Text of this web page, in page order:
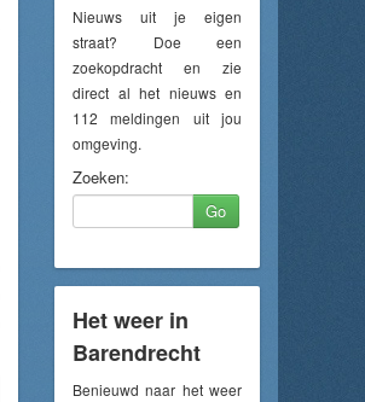
Nieuws uit je eigen
straat? Doe een
zoekopdracht en zie
direct al het nieuws en
112 meldingen uit jou
omgeving.
Zoeken:
Go
Het weer in
Barendrecht
Benieuwd naar het weer